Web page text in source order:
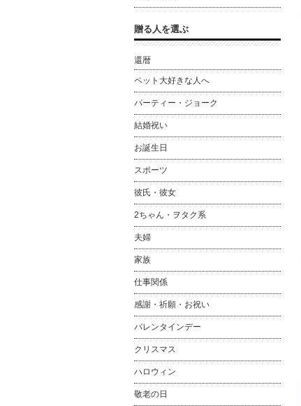
贈る人を選ぶ
還暦
ペット大好きな人へ
パーティー・ジョーク
結婚祝い
お誕生日
スポーツ
彼氏・彼女
2ちゃん・ヲタク系
夫婦
家族
仕事関係
感謝・祈願・お祝い
バレンタインデー
クリスマス
ハロウィン
敬老の日